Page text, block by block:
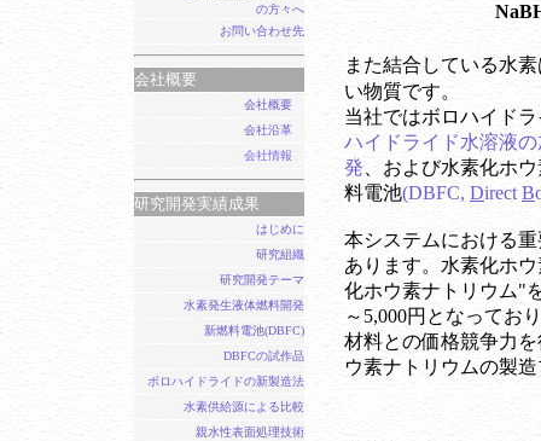
の方々へ
お問い合わせ先
会社概要
会社概要
会社沿革
会社情報
研究開発実績成果
はじめに
研究組織
研究開発テーマ
水素発生液体燃料開発
新燃料電池(DBFC)
DBFCの試作品
ボロハイドライドの新製造法
水素供給源による比較
親水性表面処理技術
また結合している水
い物質です。
当社ではボロハイド
ハイドライド水溶液
発 、および水素化ホ
料電池(DBFC, Direct B
本システムにおける
あります。水素化ホ
化ホウ素ナトリウム"
～5,000円となってお
材料との価格競争力
ウ素ナトリウムの製